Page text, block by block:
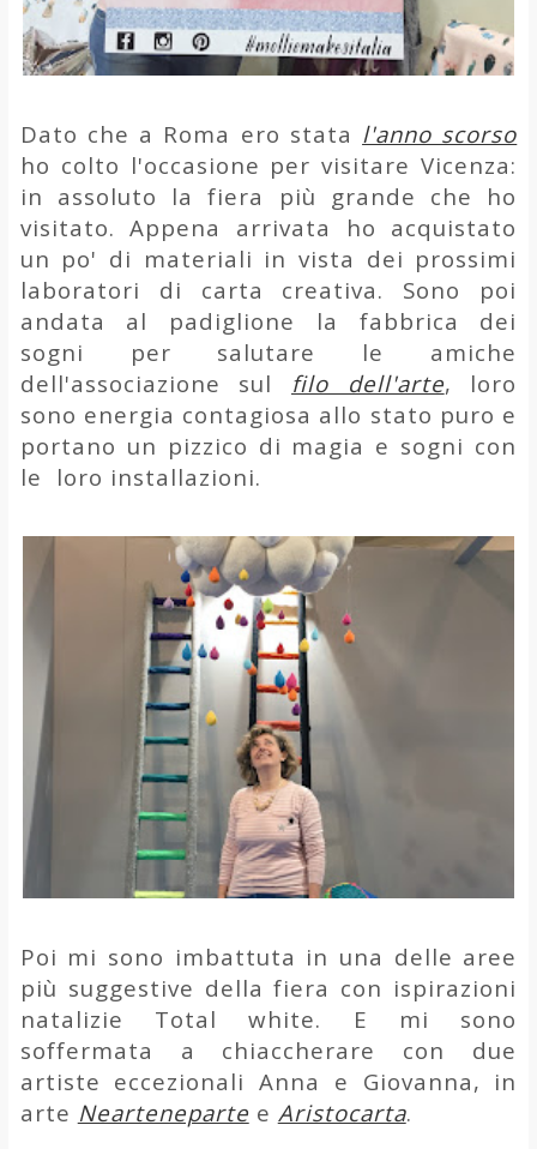
Dato che a Roma ero stata l'anno scorso
ho colto l'occasione per visitare Vicenza:
in assoluto la fiera più grande che ho
visitato. Appena arrivata ho acquistato
un po' di materiali in vista dei prossimi
laboratori di carta creativa. Sono poi
andata al padiglione la fabbrica dei
sogni per salutare le amiche
dell'associazione sul filo dell'arte, loro
sono energia contagiosa allo stato puro e
portano un pizzico di magia e sogni con
le loro installazioni.
Poi mi sono imbattuta in una delle aree
più suggestive della fiera con ispirazioni
natalizie Total white. E mi sono
soffermata a chiaccherare con due
artiste eccezionali Anna e Giovanna, in
arte Nearteneparte e Aristocarta.